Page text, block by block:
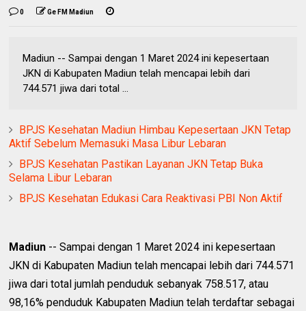
0 Ge FM Madiun
Madiun -- Sampai dengan 1 Maret 2024 ini kepesertaan
JKN di Kabupaten Madiun telah mencapai lebih dari
744.571 jiwa dari total ...
BPJS Kesehatan Madiun Himbau Kepesertaan JKN Tetap
Aktif Sebelum Memasuki Masa Libur Lebaran
BPJS Kesehatan Pastikan Layanan JKN Tetap Buka
Selama Libur Lebaran
BPJS Kesehatan Edukasi Cara Reaktivasi PBI Non Aktif
Madiun -- Sampai dengan 1 Maret 2024 ini kepesertaan
JKN di Kabupaten Madiun telah mencapai lebih dari 744.571
jiwa dari total jumlah penduduk sebanyak 758.517, atau
98,16% penduduk Kabupaten Madiun telah terdaftar sebagai